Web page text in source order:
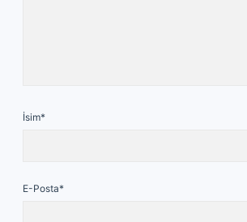
İsim*
E-Posta*